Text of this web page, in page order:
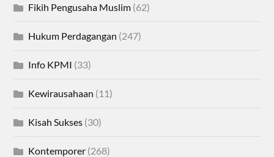
Fikih Pengusaha Muslim (62)
Hukum Perdagangan (247)
Info KPMI (33)
Kewirausahaan (11)
Kisah Sukses (30)
Kontemporer (268)